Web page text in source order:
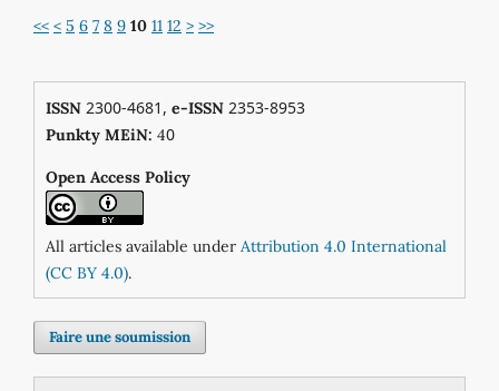
<< < 5 6 7 8 9 10 11 12 > >>
ISSN2300-4681, e-ISSN2353-8953
Punkty MEiN: 40
Open Access Policy
All articles available under Attribution 4.0 International
(CC BY 4.0).
Faire une soumission